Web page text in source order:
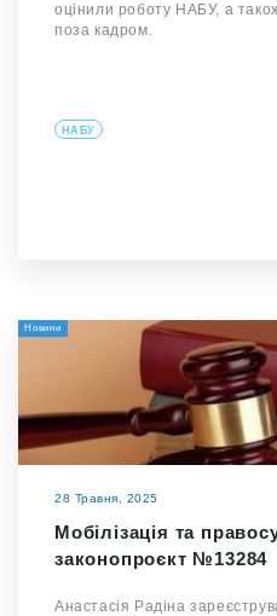
оцінили роботу НАБУ, а
поза кадром.
НАБУ
Новини
28 Травня, 2025
Мобілізація та
законопроєкт №13284
Анастасія Радіна